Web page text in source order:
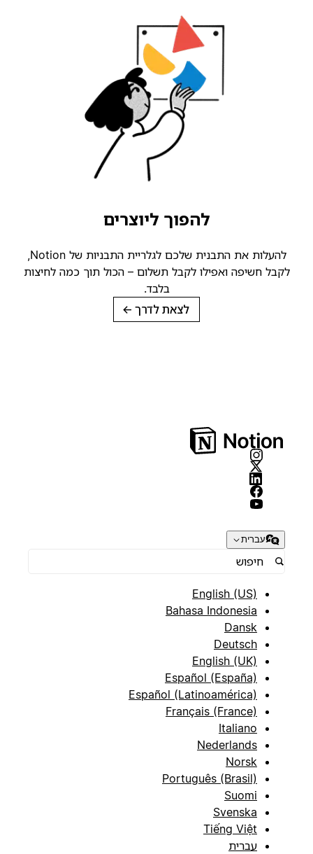
להפוך ליוצרים
להעלות את התבנית שלכם לגלריית התבניות של Notion,
לקבל חשיפה ואפילו לקבל תשלום – הכול תוך כמה לחיצות
בלבד.
לצאת לדרך→
עברית
English (US)
Bahasa Indonesia
Dansk
Deutsch
English (UK)
Español (España)
Español (Latinoamérica)
Français (France)
Italiano
Nederlands
Norsk
Português (Brasil)
Suomi
Svenska
Tiếng Việt
עברית